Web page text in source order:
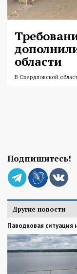
области
В Свердловской
Подпишитесь!
Другие новости
Паводковая ситуация